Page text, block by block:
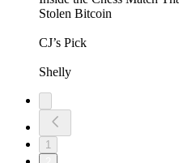
Stolen Bitcoin
CJ’s Pick
Shelly
1